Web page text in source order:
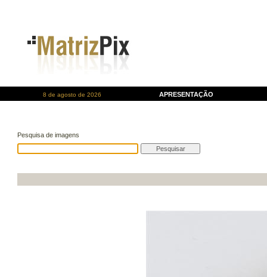
8 de agosto de 2026 APRESENTAÇÃO
Pesquisa de imagens